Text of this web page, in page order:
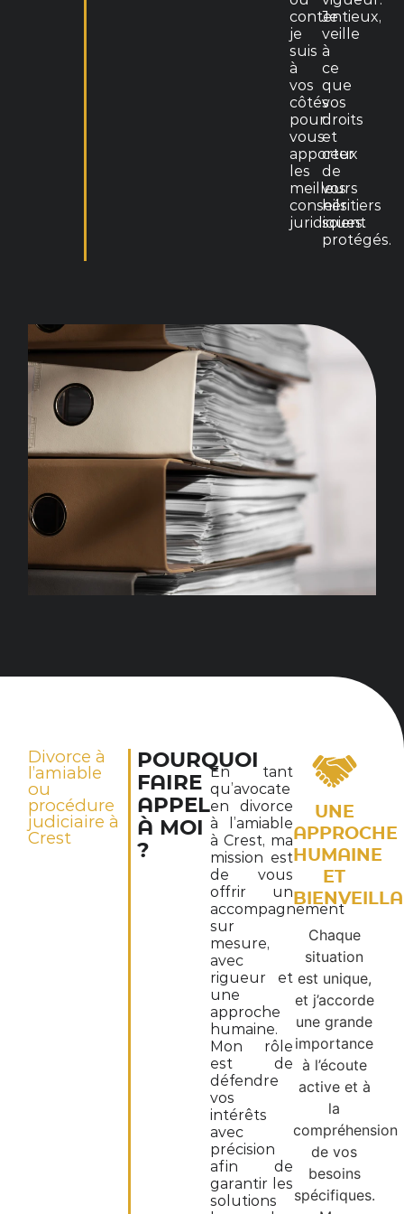
contentieux,
je
suis
à
vos
côtés
pour
vous
apporter
les
meilleurs
conseils
juridiques.
Je
veille
à
ce
que
vos
droits
et
ceux
de
vos
héritiers
soient
protégés.
Divorce à
l’amiable
ou
procédure
judiciaire à
Crest
POURQUOI
FAIRE
APPEL
À MOI
?
En tant
qu’avocate
en divorce
à l’amiable
à Crest, ma
mission est
de vous
offrir un
accompagnement
sur
mesure,
avec
rigueur et
une
approche
humaine.
Mon rôle
est de
défendre
vos
intérêts
avec
précision
afin de
garantir les
solutions
UNE
APPROCHE
HUMAINE
ET
Chaque
situation
est unique,
et j’accorde
une grande
importance
à l’écoute
active et à
la
compréhension
de vos
besoins
spécifiques.